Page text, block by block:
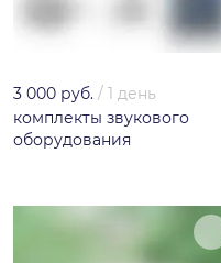
3 000 руб. / 1 день
комплекты звукового
оборудования